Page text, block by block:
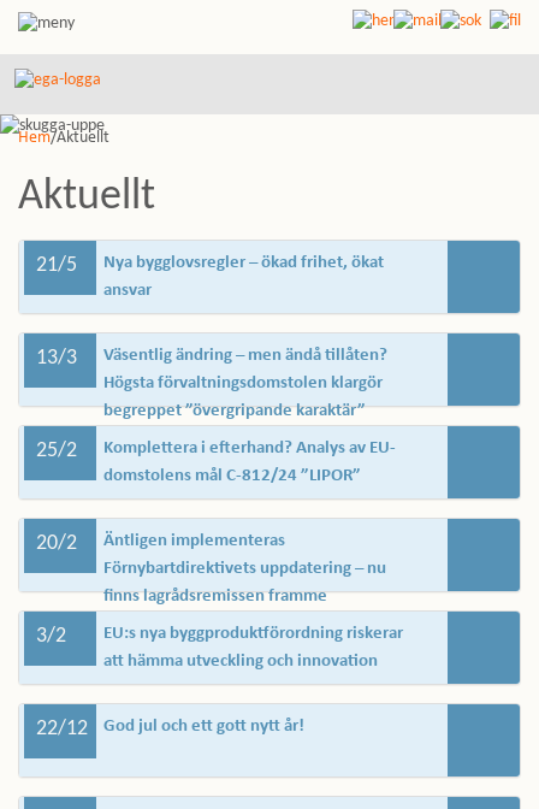
Hem/Aktuellt
Aktuellt
21/5
Nya bygglovsregler – ökad frihet, ökat
ansvar
13/3
Väsentlig ändring – men ändå tillåten?
Högsta förvaltningsdomstolen klargör
begreppet ”övergripande karaktär”
25/2
Komplettera i efterhand? Analys av EU-
domstolens mål C-812/24 ”LIPOR”
20/2
Äntligen implementeras
Förnybartdirektivets uppdatering – nu
finns lagrådsremissen framme
3/2
EU:s nya byggproduktförordning riskerar
att hämma utveckling och innovation
22/12 God jul och ett gott nytt år!